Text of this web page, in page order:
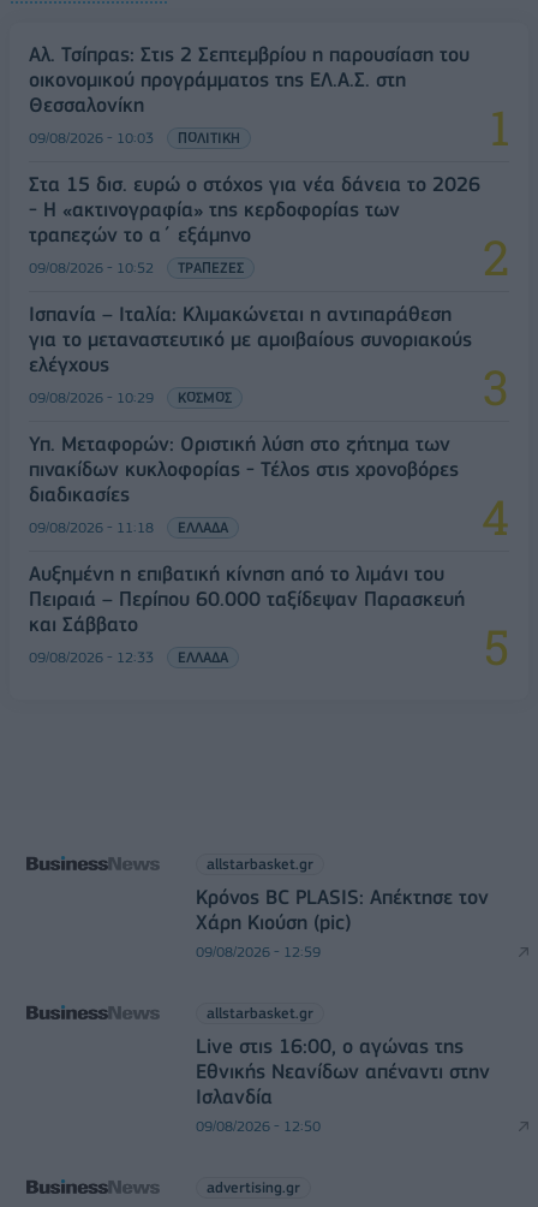
Αλ. Τσίπρας: Στις 2 Σεπτεμβρίου η παρουσίαση του
οικονομικού προγράμματος της ΕΛ.Α.Σ. στη
Θεσσαλονίκη
09/08/2026 - 10:03 ΠΟΛΙΤΙΚΗ
Στα 15 δισ. ευρώ ο στόχος για νέα δάνεια το 2026
- Η «ακτινογραφία» της κερδοφορίας των
τραπεζών το α΄ εξάμηνο
09/08/2026 - 10:52 ΤΡΑΠΕΖΕΣ
Ισπανία – Ιταλία: Κλιμακώνεται η αντιπαράθεση
για το μεταναστευτικό με αμοιβαίους συνοριακούς
ελέγχους
09/08/2026 - 10:29 ΚΟΣΜΟΣ
Υπ. Μεταφορών: Οριστική λύση στο ζήτημα των
πινακίδων κυκλοφορίας - Τέλος στις χρονοβόρες
διαδικασίες
09/08/2026 - 11:18 ΕΛΛΑΔΑ
Αυξημένη η επιβατική κίνηση από το λιμάνι του
Πειραιά – Περίπου 60.000 ταξίδεψαν Παρασκευή
και Σάββατο
09/08/2026 - 12:33 ΕΛΛΑΔΑ
allstarbasket.gr
Κρόνος BC PLASIS: Απέκτησε τον
Χάρη Κιούση (pic)
09/08/2026 - 12:59
allstarbasket.gr
Live στις 16:00, ο αγώνας της
Εθνικής Νεανίδων απέναντι στην
Ισλανδία
09/08/2026 - 12:50
advertising.gr